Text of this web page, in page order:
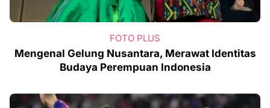
FOTO PLUS
Mengenal Gelung Nusantara, Merawat Identitas
Budaya Perempuan Indonesia